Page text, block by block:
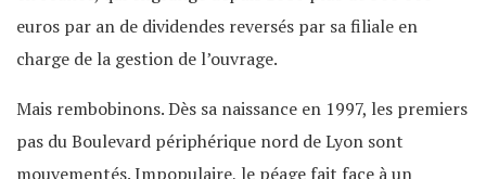
euros par an de dividendes reversés par sa filiale en
charge de la gestion de l’ouvrage.
Mais rembobinons. Dès sa naissance en 1997, les premiers
pas du Boulevard périphérique nord de Lyon sont
mouvementés. Impopulaire, le péage fait face à un